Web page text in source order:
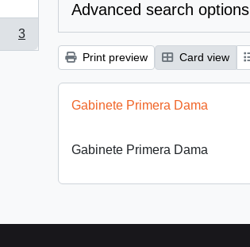
3
Advanced search options
Print preview Card view
Gabinete Primera Dama
Gabinete Primera Dama